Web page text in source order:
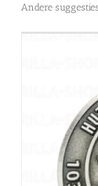
Andere